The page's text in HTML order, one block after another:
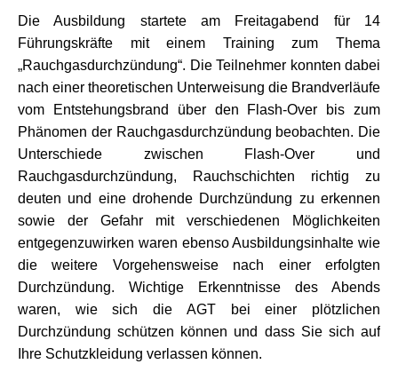
Die Ausbildung startete am Freitagabend für 14
Führungskräfte mit einem Training zum Thema
„Rauchgasdurchzündung“. Die Teilnehmer konnten dabei
nach einer theoretischen Unterweisung die Brandverläufe
vom Entstehungsbrand über den Flash-Over bis zum
Phänomen der Rauchgasdurchzündung beobachten. Die
Unterschiede zwischen Flash-Over und
Rauchgasdurchzündung, Rauchschichten richtig zu
deuten und eine drohende Durchzündung zu erkennen
sowie der Gefahr mit verschiedenen Möglichkeiten
entgegenzuwirken waren ebenso Ausbildungsinhalte wie
die weitere Vorgehensweise nach einer erfolgten
Durchzündung. Wichtige Erkenntnisse des Abends
waren, wie sich die AGT bei einer plötzlichen
Durchzündung schützen können und dass Sie sich auf
Ihre Schutzkleidung verlassen können.